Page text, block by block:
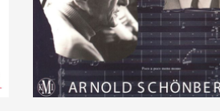
€ 15.00